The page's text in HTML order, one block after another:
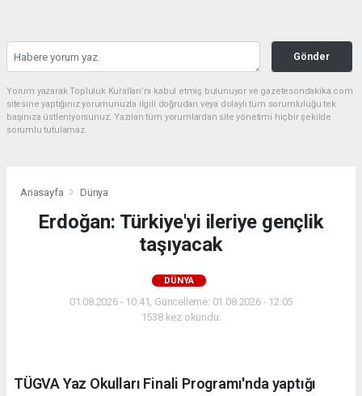
Gönder
Yorum yazarak Topluluk Kuralları’nı kabul etmiş bulunuyor ve gazetesondakika.com
sitesine yaptığınız yorumunuzla ilgili doğrudan veya dolaylı tüm sorumluluğu tek
başınıza üstleniyorsunuz. Yazılan tüm yorumlardan site yönetimi hiçbir şekilde
sorumlu tutulamaz.
Anasayfa Dünya
Erdoğan: Türkiye'yi ileriye gençlik
taşıyacak
DÜNYA
01.08.2026 - 10:41, Güncelleme: 01.08.2026 - 12:05
1538 kez okundu.
TÜGVA Yaz Okulları Finali Programı'nda yaptığı